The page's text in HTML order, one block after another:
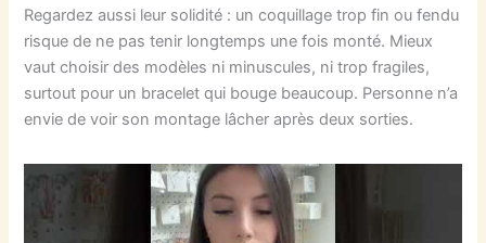
Regardez aussi leur solidité : un coquillage trop fin ou fendu
risque de ne pas tenir longtemps une fois monté. Mieux
vaut choisir des modèles ni minuscules, ni trop fragiles,
surtout pour un bracelet qui bouge beaucoup. Personne n’a
envie de voir son montage lâcher après deux sorties.